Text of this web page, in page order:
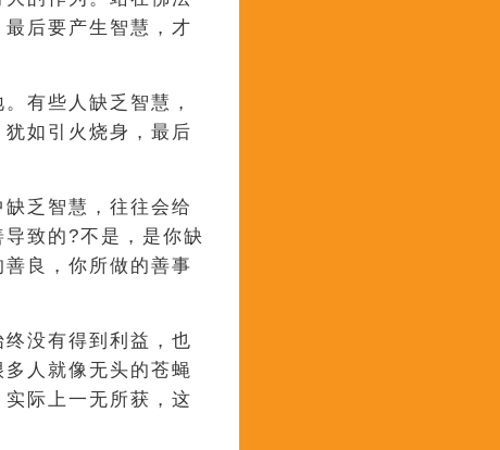
后要产生智慧，才
有些人缺乏智慧，
如引火烧身，最后
乏智慧，往往会给
致的?不是，是你缺
良，你所做的善事
没有得到利益，也
人就像无头的苍蝇
际上一无所获，这